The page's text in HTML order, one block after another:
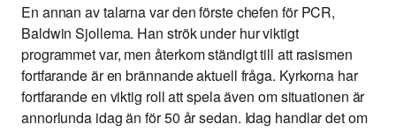
En annan av talarna var den förste chefen för PCR,
Baldwin Sjollema. Han strök under hur viktigt
programmet var, men återkom ständigt till att rasismen
fortfarande är en brännande aktuell fråga. Kyrkorna har
fortfarande en viktig roll att spela även om situationen är
annorlunda idag än för 50 år sedan. Idag handlar det om